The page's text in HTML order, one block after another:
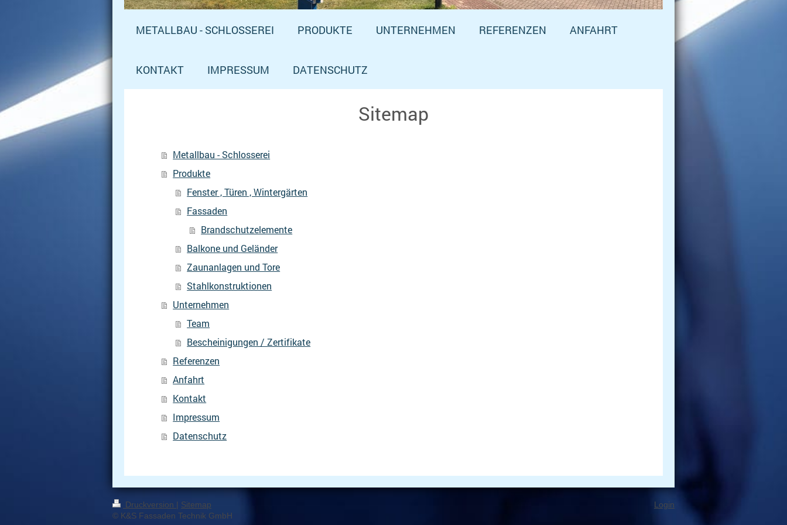
METALLBAU - SCHLOSSEREI PRODUKTE UNTERNEHMEN REFERENZEN ANFAHRT
KONTAKT IMPRESSUM DATENSCHUTZ
Sitemap
Metallbau - Schlosserei
Produkte
Fenster , Türen , Wintergärten
Fassaden
Brandschutzelemente
Balkone und Geländer
Zaunanlagen und Tore
Stahlkonstruktionen
Unternehmen
Team
Bescheinigungen / Zertifikate
Referenzen
Anfahrt
Kontakt
Impressum
Datenschutz
Druckversion | Sitemap
© K&S Fassaden Technik GmbH
Login